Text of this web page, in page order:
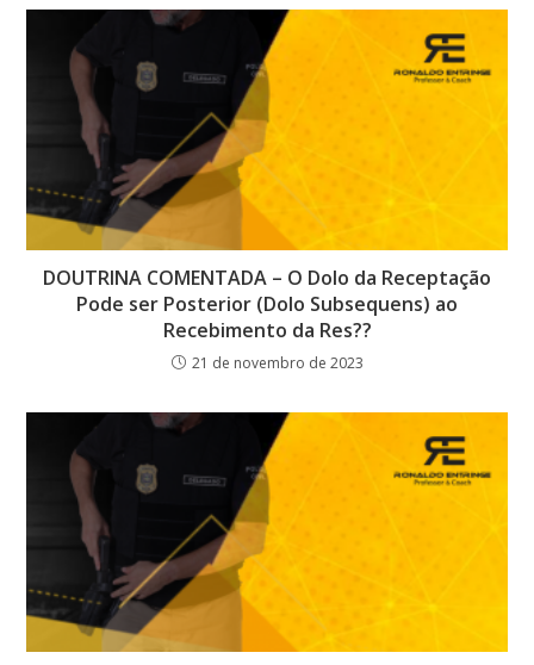
DOUTRINA COMENTADA – O Dolo da Receptação
Pode ser Posterior (Dolo Subsequens) ao
Recebimento da Res??
21 de novembro de 2023